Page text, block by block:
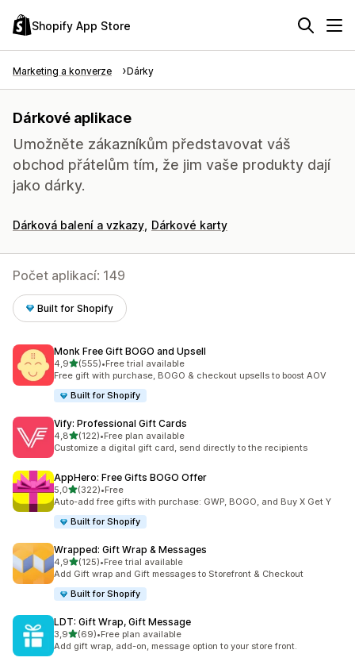
Shopify App Store
Marketing a konverze Dárky
Dárkové aplikace
Umožněte zákazníkům představovat váš
obchod přátelům tím, že jim vaše produkty dají
jako dárky.
Dárková balení a vzkazy Dárkové karty
Počet aplikací: 149
Built for Shopify
Monk Free Gift BOGO and Upsell
4,9z 5 hvězd
(555)
Celkový počet recenzí: 555
•Free trial available
Free gift with purchase, BOGO & checkout upsells to boost AOV
Built for Shopify
Vify: Professional Gift Cards
4,8z 5 hvězd
(122)
Celkový počet recenzí: 122
•Free plan available
Customize a digital gift card, send directly to the recipients
AppHero: Free Gifts BOGO Offer
5,0z 5 hvězd
(322)
Celkový počet recenzí: 322
•Free
Auto-add free gifts with purchase: GWP, BOGO, and Buy X Get Y
Built for Shopify
Wrapped: Gift Wrap & Messages
4,9z 5 hvězd
(125)
Celkový počet recenzí: 125
•Free trial available
Add Gift wrap and Gift messages to Storefront & Checkout
Built for Shopify
LDT: Gift Wrap, Gift Message
3,9z 5 hvězd
(69)
Celkový počet recenzí: 69
•Free plan available
Add gift wrap, add-on, message option to your store front.